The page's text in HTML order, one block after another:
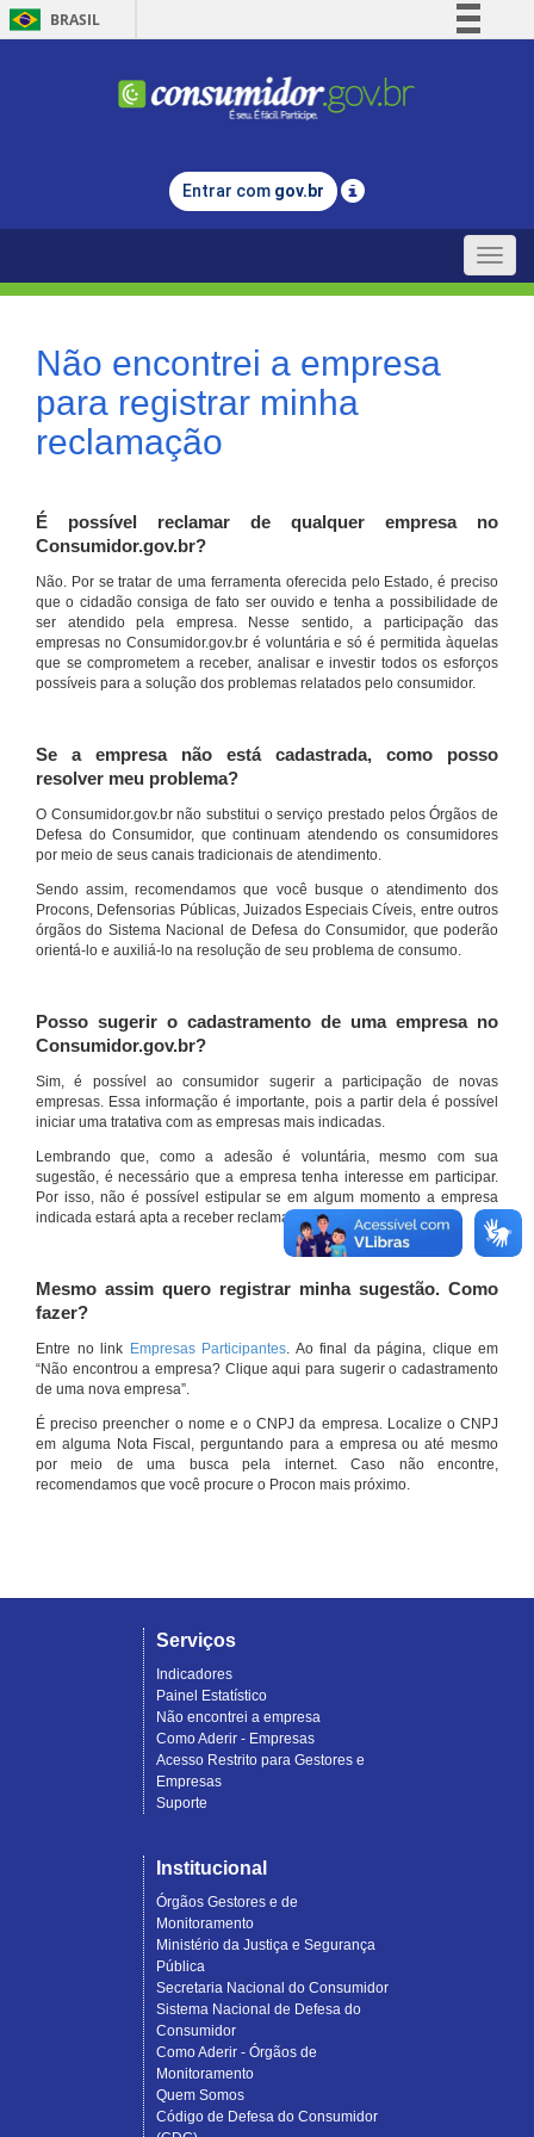
BRASIL
Comunica BR
Legislação
Entrar com gov.br
Toggle
Não encontrei a empresa
para registrar minha
reclamação
É possível reclamar de qualquer empresa no
Consumidor.gov.br?
Não. Por se tratar de uma ferramenta oferecida pelo Estado, é preciso
que o cidadão consiga de fato ser ouvido e tenha a possibilidade de
ser atendido pela empresa. Nesse sentido, a participação das
empresas no Consumidor.gov.br é voluntária e só é permitida àquelas
que se comprometem a receber, analisar e investir todos os esforços
possíveis para a solução dos problemas relatados pelo consumidor.
Se a empresa não está cadastrada, como posso
resolver meu problema?
O Consumidor.gov.br não substitui o serviço prestado pelos Órgãos de
Defesa do Consumidor, que continuam atendendo os consumidores
por meio de seus canais tradicionais de atendimento.
Sendo assim, recomendamos que você busque o atendimento dos
Procons, Defensorias Públicas, Juizados Especiais Cíveis, entre outros
órgãos do Sistema Nacional de Defesa do Consumidor, que poderão
orientá-lo e auxiliá-lo na resolução de seu problema de consumo.
Posso sugerir o cadastramento de uma empresa no
Consumidor.gov.br?
Sim, é possível ao consumidor sugerir a participação de novas
empresas. Essa informação é importante, pois a partir dela é possível
iniciar uma tratativa com as empresas mais indicadas.
Lembrando que, como a adesão é voluntária, mesmo com sua
sugestão, é necessário que a empresa tenha interesse em participar.
Por isso, não é possível estipular se em algum momento a empresa
indicada estará apta a receber reclamações por meio do site.
Mesmo assim quero registrar minha sugestão. Como
fazer?
Entre no link Empresas Participantes. Ao final da página, clique em
“Não encontrou a empresa? Clique aqui para sugerir o cadastramento
de uma nova empresa”.
É preciso preencher o nome e o CNPJ da empresa. Localize o CNPJ
em alguma Nota Fiscal, perguntando para a empresa ou até mesmo
por meio de uma busca pela internet. Caso não encontre,
recomendamos que você procure o Procon mais próximo.
Serviços
Indicadores
Painel Estatístico
Não encontrei a empresa
Como Aderir - Empresas
Acesso Restrito para Gestores e
Empresas
Suporte
Institucional
Órgãos Gestores e de
Monitoramento
Ministério da Justiça e Segurança
Pública
Secretaria Nacional do Consumidor
Sistema Nacional de Defesa do
Consumidor
Como Aderir - Órgãos de
Monitoramento
Quem Somos
Código de Defesa do Consumidor